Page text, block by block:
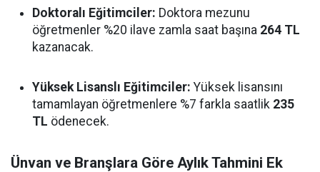
Doktoralı Eğitimciler: Doktora mezunu
öğretmenler %20 ilave zamla saat başına 264 TL
kazanacak.
Yüksek Lisanslı Eğitimciler: Yüksek lisansını
tamamlayan öğretmenlere %7 farkla saatlik 235
TL ödenecek.
Ünvan ve Branşlara Göre Aylık Tahmini Ek